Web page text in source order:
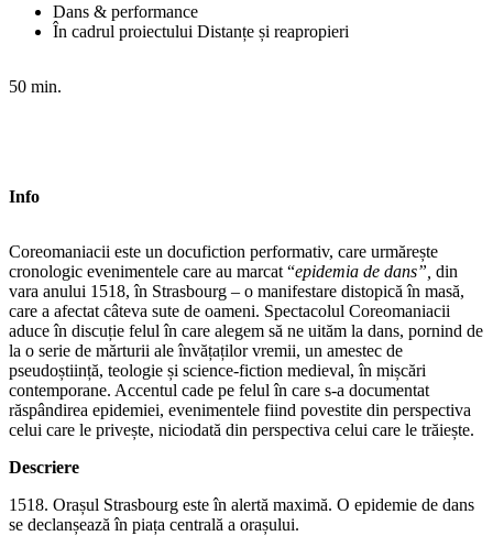
Dans & performance
În cadrul proiectului Distanțe și reapropieri
50 min.
Info
Coreomaniacii este un docufiction performativ, care urmărește
cronologic evenimentele care au marcat “epidemia de dans”, din
vara anului 1518, în Strasbourg – o manifestare distopică în masă,
care a afectat câteva sute de oameni. Spectacolul Coreomaniacii
aduce în discuție felul în care alegem să ne uităm la dans, pornind de
la o serie de mărturii ale învățaților vremii, un amestec de
pseudoștiință, teologie și science-fiction medieval, în mișcări
contemporane. Accentul cade pe felul în care s-a documentat
răspândirea epidemiei, evenimentele fiind povestite din perspectiva
celui care le privește, niciodată din perspectiva celui care le trăiește.
Descriere
1518. Orașul Strasbourg este în alertă maximă. O epidemie de dans
se declanșează în piața centrală a orașului.